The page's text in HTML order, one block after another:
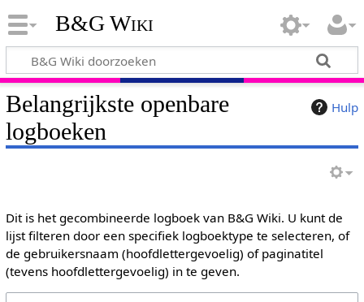
B&G Wiki
Hulp
Belangrijkste openbare
logboeken
Dit is het gecombineerde logboek van B&G Wiki. U kunt de
lijst filteren door een specifiek logboektype te selecteren, of
de gebruikersnaam (hoofdlettergevoelig) of paginatitel
(tevens hoofdlettergevoelig) in te geven.